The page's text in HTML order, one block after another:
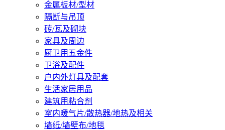
金属板材/型材
隔断与吊顶
砖/瓦及砌块
家具及周边
厨卫用五金件
卫浴及配件
户内外灯具及配套
生活家居用品
建筑用粘合剂
室内暖气片/散热器/地热及相关
墙纸/墙壁布/地毯